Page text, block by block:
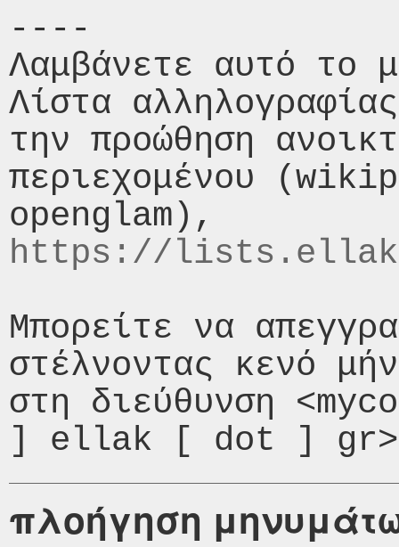
----
Λαμβάνετε αυτό το
Λίστα
την προώθηση
περιεχομένου
https://
Μπορείτε να
στέλνοντας κενό
στη διεύθυνση
πλοήγηση